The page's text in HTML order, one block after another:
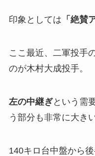
印象としては 「 絶賛
ここ最近、二軍投手
のが木村大成投手。
左の中継ぎという需
う部分も非常に大き
140キロ台中盤から